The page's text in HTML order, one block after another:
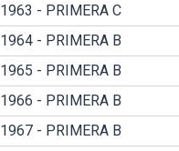
1963 - PRIMERA C
1964 - PRIMERA B
1965 - PRIMERA B
1966 - PRIMERA B
1967 - PRIMERA B